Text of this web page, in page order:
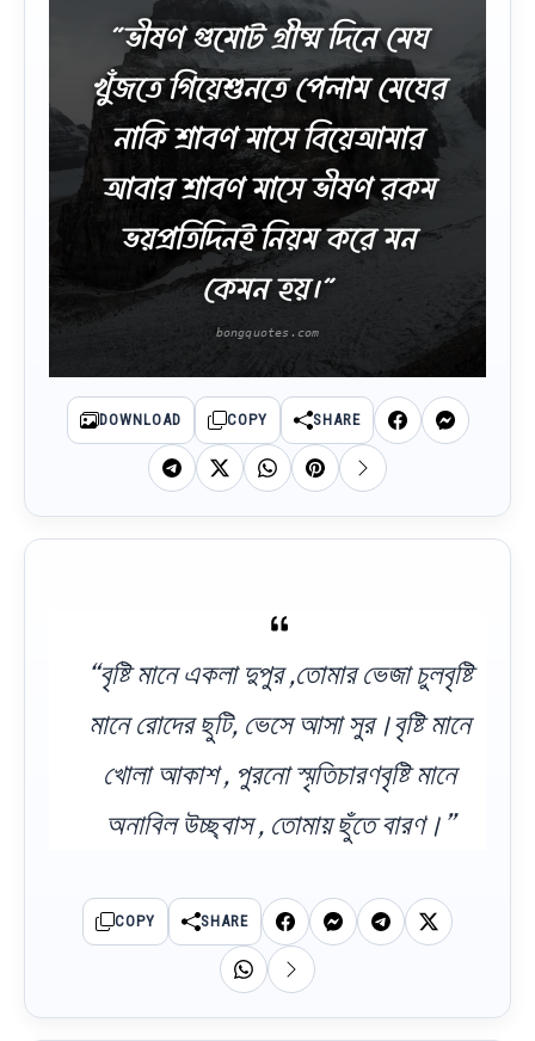
“ভীষণ গুমোট গ্রীষ্ম দিনে মেঘ
খুঁজতে গিয়েশুনতে পেলাম মেঘের
নাকি শ্রাবণ মাসে বিয়েআমার
আবার শ্রাবণ মাসে ভীষণ রকম
ভয়প্রতিদিনই নিয়ম করে মন
কেমন হয়।”
DOWNLOAD COPY SHARE
“বৃষ্টি মানে একলা দুপুর ,তোমার ভেজা চুলবৃষ্টি
মানে রোদের ছুটি, ভেসে আসা সুর।বৃষ্টি মানে
খোলা আকাশ , পুরনো স্মৃতিচারণবৃষ্টি মানে
অনাবিল উচ্ছ্বাস , তোমায় ছুঁতে বারণ।”
COPY SHARE